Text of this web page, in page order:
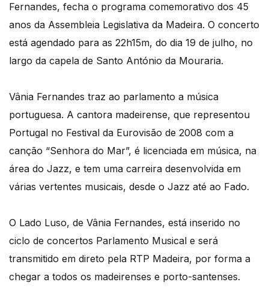
Fernandes, fecha o programa comemorativo dos 45
anos da Assembleia Legislativa da Madeira. O concerto
está agendado para as 22h15m, do dia 19 de julho, no
largo da capela de Santo António da Mouraria.
Vânia Fernandes traz ao parlamento a música
portuguesa. A cantora madeirense, que representou
Portugal no Festival da Eurovisão de 2008 com a
canção “Senhora do Mar”, é licenciada em música, na
área do Jazz, e tem uma carreira desenvolvida em
várias vertentes musicais, desde o Jazz até ao Fado.
O Lado Luso, de Vânia Fernandes, está inserido no
ciclo de concertos Parlamento Musical e será
transmitido em direto pela RTP Madeira, por forma a
chegar a todos os madeirenses e porto-santenses.